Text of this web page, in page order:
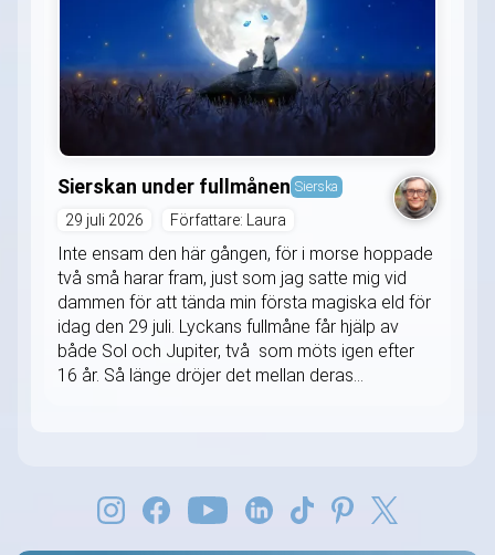
Sierskan under fullmånen Sierska
29 juli 2026 Författare: Laura
Inte ensam den här gången, för i morse hoppade
två små harar fram, just som jag satte mig vid
dammen för att tända min första magiska eld för
idag den 29 juli. Lyckans fullmåne får hjälp av
både Sol och Jupiter, två som möts igen efter
16 år. Så länge dröjer det mellan deras...